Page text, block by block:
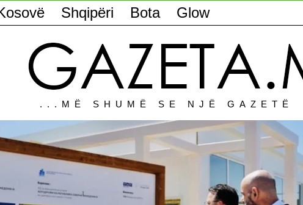
Shqipëri Bota Glow
...MË SHUMË SE NJË GAZETË